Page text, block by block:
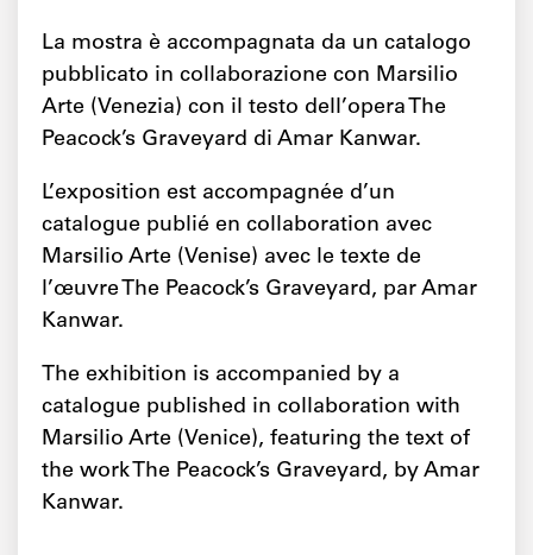
La mostra è accompagnata da un catalogo
pubblicato in collaborazione con Marsilio
Arte (Venezia) con il testo dell’opera The
Peacock’s Graveyard di Amar Kanwar.
L’exposition est accompagnée d’un
catalogue publié en collaboration avec
Marsilio Arte (Venise) avec le texte de
l’œuvre The Peacock’s Graveyard, par Amar
Kanwar.
The exhibition is accompanied by a
catalogue published in collaboration with
Marsilio Arte (Venice), featuring the text of
the work The Peacock’s Graveyard, by Amar
Kanwar.